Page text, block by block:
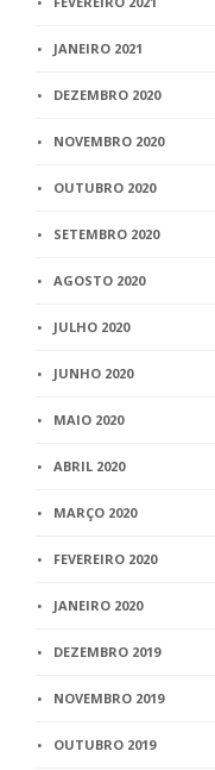
JANEIRO 2021
DEZEMBRO 2020
NOVEMBRO 2020
OUTUBRO 2020
SETEMBRO 2020
AGOSTO 2020
JULHO 2020
JUNHO 2020
MAIO 2020
ABRIL 2020
MARÇO 2020
FEVEREIRO 2020
JANEIRO 2020
DEZEMBRO 2019
NOVEMBRO 2019
OUTUBRO 2019